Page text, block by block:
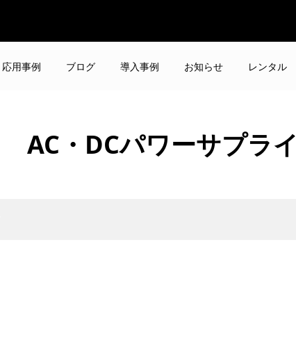
応用事例 ブログ 導入事例 お知らせ レンタル
AC・DCパワーサプライ